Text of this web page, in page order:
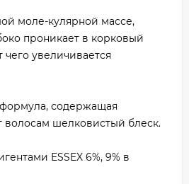
моле-кулярной массе,
проникает в корковый
чего увеличивается
содержащая
волосам шелковистый блеск.
ESSEX 6%, 9% в